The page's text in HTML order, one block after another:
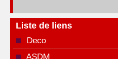
Liste de liens
Deco
ASDM